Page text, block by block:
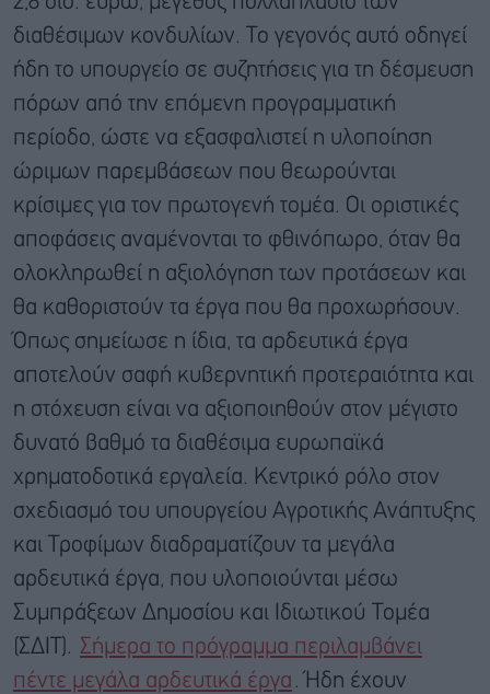
διαθέσιμων κονδυλίων. Το γεγονός αυτό οδηγεί
ήδη το υπουργείο σε συζητήσεις για τη δέσμευση
πόρων από την επόμενη προγραμματική
περίοδο, ώστε να εξασφαλιστεί η υλοποίηση
ώριμων παρεμβάσεων που θεωρούνται
κρίσιμες για τον πρωτογενή τομέα. Οι οριστικές
αποφάσεις αναμένονται το φθινόπωρο, όταν θα
ολοκληρωθεί η αξιολόγηση των προτάσεων και
θα καθοριστούν τα έργα που θα προχωρήσουν.
Όπως σημείωσε η ίδια, τα αρδευτικά έργα
αποτελούν σαφή κυβερνητική προτεραιότητα και
η στόχευση είναι να αξιοποιηθούν στον μέγιστο
δυνατό βαθμό τα διαθέσιμα ευρωπαϊκά
χρηματοδοτικά εργαλεία. Κεντρικό ρόλο στον
σχεδιασμό του υπουργείου Αγροτικής Ανάπτυξης
και Τροφίμων διαδραματίζουν τα μεγάλα
αρδευτικά έργα, που υλοποιούνται μέσω
Συμπράξεων Δημοσίου και Ιδιωτικού Τομέα
(ΣΔΙΤ). Σήμερα το πρόγραμμα περιλαμβάνει
πέντε μεγάλα αρδευτικά έργα . Ήδη έχουν